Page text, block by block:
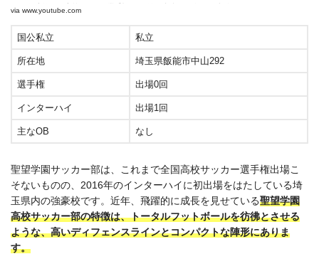
2019年度第98回高校サッカー選手権 埼玉 準々決勝 細田学園×聖望学園 ハイライト （2019
hosodagakuen ×seibogakuin）
via www.youtube.com
国公私立 私立
所在地 埼玉県飯能市中山292
選手権 出場0回
インターハイ 出場1回
主なOB なし
聖望学園サッカー部は、これまで全国高校サッカー選手権出場こ
そないものの、2016年のインターハイに初出場をはたしている埼
玉県内の強豪校です。近年、飛躍的に成長を見せている聖望学園
高校サッカー部の特徴は、トータルフットボールを彷彿とさせる
ような、高いディフェンスラインとコンパクトな陣形にありま
す。